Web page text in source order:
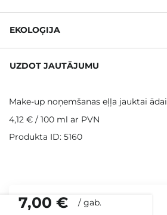
7,00 € / gab.
EKOLOĢIJA
UZDOT JAUTĀJUMU
Make-up noņemšanas eļļa jauktai ādai
4,12 € / 100 ml ar PVN
Produkta ID: 5160